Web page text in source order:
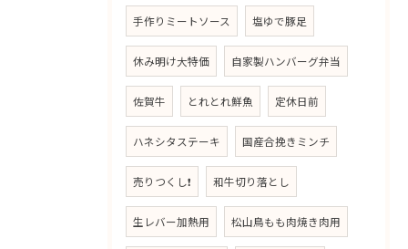
手作りミートソース 塩ゆで豚足
休み明け大特価 自家製ハンバーグ弁当
佐賀牛 とれとれ鮮魚 定休日前
ハネシタステーキ 国産合挽きミンチ
売りつくし❗ 和牛切り落とし
生レバー加熱用 松山鳥もも肉焼き肉用